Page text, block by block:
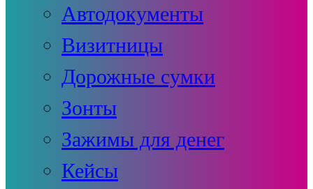
Автодокументы
Визитницы
Дорожные сумки
Зонты
Зажимы для денег
Кейсы